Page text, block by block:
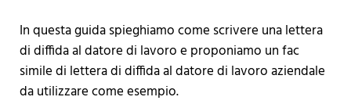
In questa guida spieghiamo come scrivere una lettera
di diffida al datore di lavoro e proponiamo un fac
simile di lettera di diffida al datore di lavoro aziendale
da utilizzare come esempio.